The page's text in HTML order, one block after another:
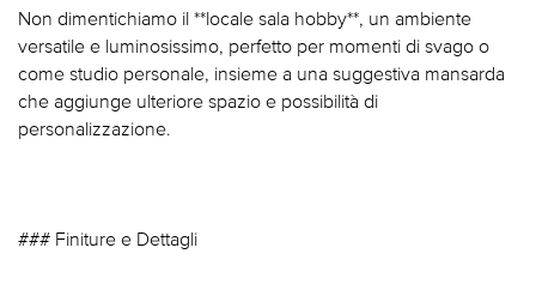
Non dimentichiamo il **locale sala hobby**, un ambiente
versatile e luminosissimo, perfetto per momenti di svago o
come studio personale, insieme a una suggestiva mansarda
che aggiunge ulteriore spazio e possibilità di
personalizzazione.
### Finiture e Dettagli